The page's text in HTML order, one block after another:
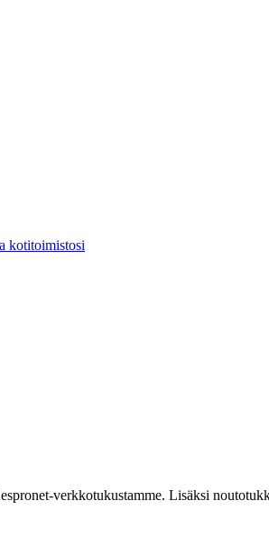
kotitoimistosi
verkkotukustamme. Lisäksi